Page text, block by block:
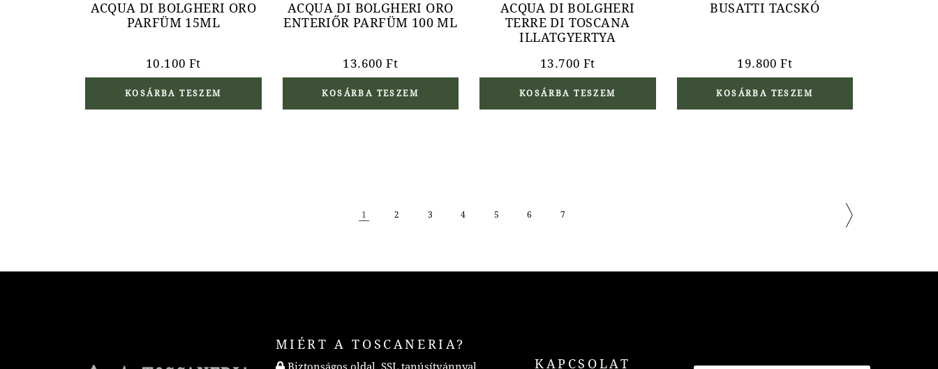
ACQUA DI BOLGHERI ORO
PARFÜM 15ML
10.100 Ft
KOSÁRBA TESZEM
ACQUA DI BOLGHERI ORO
ENTERIŐR PARFÜM 100 ML
13.600Ft
KOSÁRBA TESZEM
ACQUA DI BOLGHERI
TERRE DI TOSCANA
ILLATGYERTYA
13.700 Ft
KOSÁRBA TESZEM
BUSATTI TACSKÓ
19.800Ft
KOSÁRBA TESZEM
1 2 3 4 5 6 7
MIÉRT A TOSCANERIA?
KAPCSOLAT